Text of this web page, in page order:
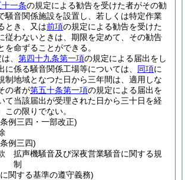
一条の規定による勧告を受けた者がその勧
騒音関係施設を設置し、若しくは特定作業
とき、又は前項の規定による勧告を受けた
従わないときは、期限を定めて、その勧告
を命ずることができる。
、 第四十九条第一項の規定による届出をし
に係る騒音関係工場等については、 同項に
制地域となつた日から三年間は、適用しな
の者が第五十条第一項の規定による届出を
て当該届出が受理された日から三十日を経
この限りでない。
例三四・一部改正)
例三四)
拡声機騒音及び深夜営業騒音に関する規
制
関する基準の遵守義務)